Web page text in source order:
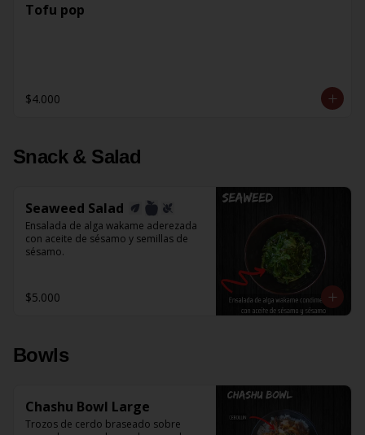
Tofu pop
$4.000
Snack & Salad
Seaweed Salad
Ensalada de alga wakame aderezada
con aceite de sésamo y semillas de
sésamo.
$5.000
Bowls
Chashu Bowl Large
Trozos de cerdo braseado sobre